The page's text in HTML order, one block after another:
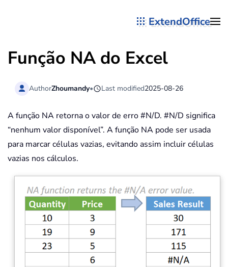
ExtendOffice
Função NA do Excel
AuthorZhoumandy• Last modified2025-08-26
A função NA retorna o valor de erro #N/D. #N/D significa
“nenhum valor disponível”. A função NA pode ser usada
para marcar células vazias, evitando assim incluir células
vazias nos cálculos.